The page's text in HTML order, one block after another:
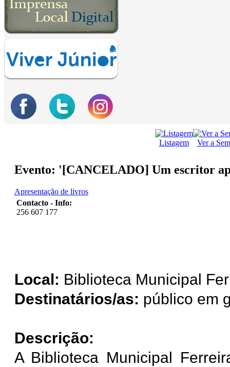
Listagem Ver a
Evento: '[CANCELADO] Um escritor
Apresentação de livros
Contacto - Info:
256 607 177
Local: Biblioteca Municipal
Destinatários/as: público em
Descrição:
A Biblioteca Municipal